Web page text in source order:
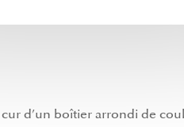
d’un boîtier arrondi de